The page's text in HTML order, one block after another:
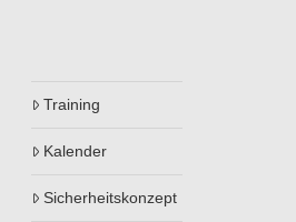
Training
Kalender
Sicherheitskonzept